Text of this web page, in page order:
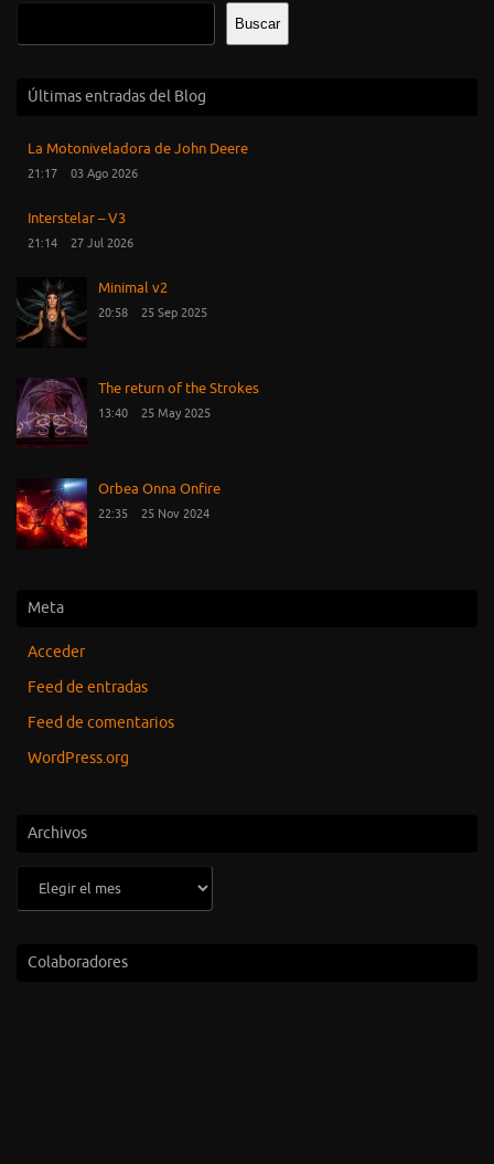
Buscar
Últimas entradas del Blog
La Motoniveladora de John Deere
21:17 03 Ago 2026
Interstelar – V3
21:14 27 Jul 2026
Minimal v2
20:58 25 Sep 2025
The return of the Strokes
13:40 25 May 2025
Orbea Onna Onfire
22:35 25 Nov 2024
Meta
Acceder
Feed de entradas
Feed de comentarios
WordPress.org
Archivos
Colaboradores